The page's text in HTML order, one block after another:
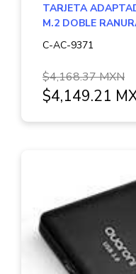
TARJETA
M.2 DOBLE
C-AC-9371
$4,168.37 MXN
$4,149.21